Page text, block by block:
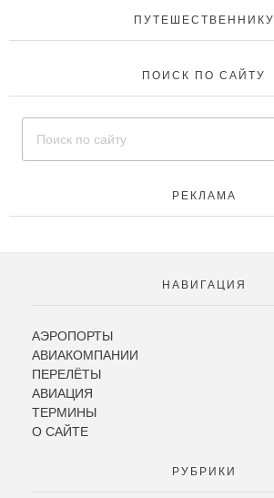
ПУТЕШЕСТВЕННИКУ
ПОИСК ПО САЙТУ
РЕКЛАМА
НАВИГАЦИЯ
АЭРОПОРТЫ
АВИАКОМПАНИИ
ПЕРЕЛЁТЫ
АВИАЦИЯ
ТЕРМИНЫ
О САЙТЕ
РУБРИКИ